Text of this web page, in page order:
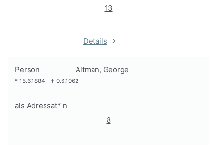
13
Details
Person Altman, George
* 15.6.1884 - † 9.6.1962
als Adressat*in
8